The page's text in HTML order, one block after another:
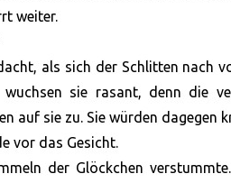
weiter.
als sich der Schlitten nach
sie rasant, denn die
auf sie zu. Sie würden
vor das Gesicht.
der Glöckchen